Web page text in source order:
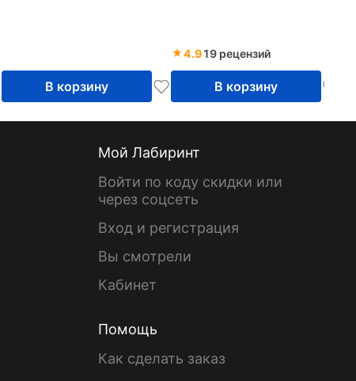
В корзину
4.919 рецензий
В корзину
Мой Лабиринт
Войти по коду скидки или
через соцсеть
Вход и регистрация
Вы смотрели
Кабинет
Помощь
Как сделать заказ